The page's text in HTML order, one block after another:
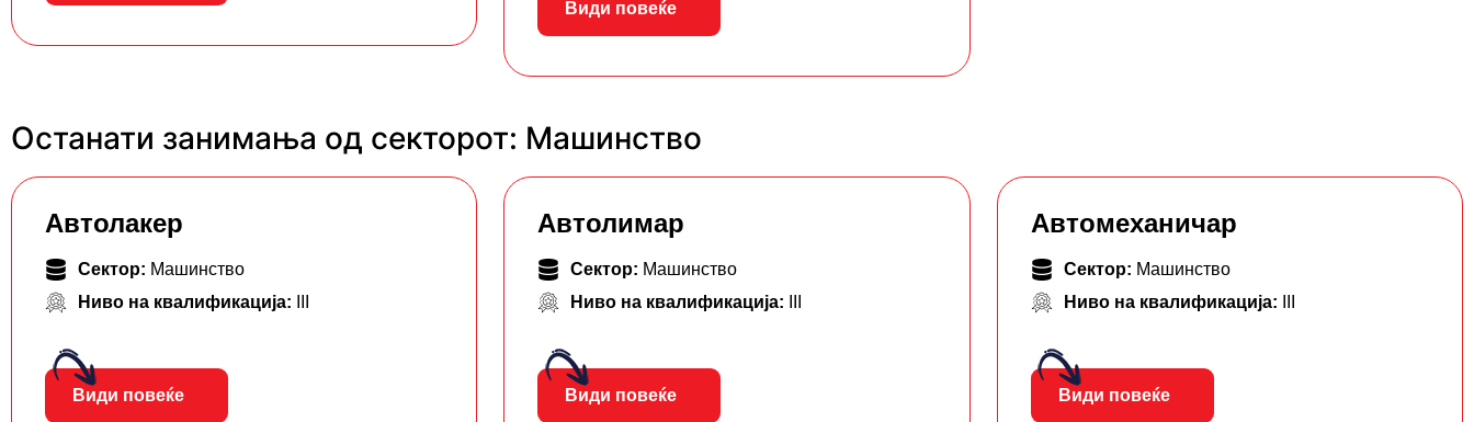
Види повеќе
Останати занимања од секторот: Машинство
Автолакер
Сектор: Машинство
Ниво на квалификација:
Види повеќе
Автолимар
Сектор: Машинство
Ниво на квалификација:
Види повеќе
Автомеханичар
Сектор: Машинство
Ниво на квалификација:
Види повеќе